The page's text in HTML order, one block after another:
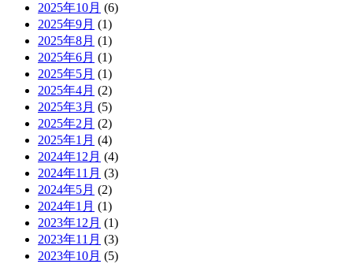
2025年10月 (6)
2025年9月 (1)
2025年8月 (1)
2025年6月 (1)
2025年5月 (1)
2025年4月 (2)
2025年3月 (5)
2025年2月 (2)
2025年1月 (4)
2024年12月 (4)
2024年11月 (3)
2024年5月 (2)
2024年1月 (1)
2023年12月 (1)
2023年11月 (3)
2023年10月 (5)